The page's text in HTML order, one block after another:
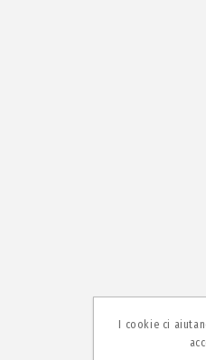
I cookie ci